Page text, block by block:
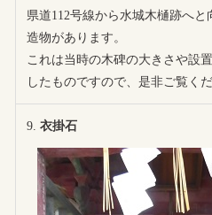
県道112号線から水城木樋跡へ
造物があります。
これは当時の木碑の大きさや設
したものですので、是非ご覧くだ
衣掛石